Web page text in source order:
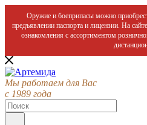
Оружие и боеприпасы можно
предъявлении паспорта и лицензии. На
ознакомления с ассортиментом
Мы работаем для Вас
с 1989 года